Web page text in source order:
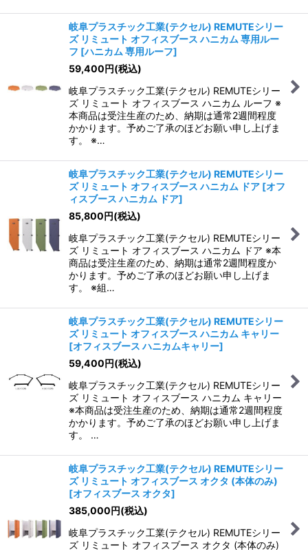
岐阜プラスチック工業(テクセル) REMUTEシリー
ズ リミュート オフィスブース ハニカム 専用ルー
フ [ハニカム 専用ルーフ]
59,400円(税込)
岐阜プラスチック工業(テクセル) REMUTEシリー
ズ リミュート オフィスブース ハニカム ルーフ ※
本商品は受注生産のため、納期は通常2週間程度
かかります。予めご了承のほどお願い申し上げま
す。 ※…
岐阜プラスチック工業(テクセル) REMUTEシリー
ズ リミュート オフィスブース ハニカム ドア [オフ
ィスブース ハニカム ドア]
85,800円(税込)
岐阜プラスチック工業(テクセル) REMUTEシリー
ズ リミュート オフィスブース ハニカム ドア ※本
商品は受注生産のため、納期は通常2週間程度か
かります。予めご了承のほどお願い申し上げま
す。 ※組…
岐阜プラスチック工業(テクセル) REMUTEシリー
ズ リミュート オフィスブース ハニカム キャリー
[オフィスブース ハニカムキャリー]
59,400円(税込)
岐阜プラスチック工業(テクセル) REMUTEシリー
ズ リミュート オフィスブース ハニカム キャリー
※本商品は受注生産のため、納期は通常2週間程度
かかります。予めご了承のほどお願い申し上げま
す。 …
岐阜プラスチック工業(テクセル) REMUTEシリー
ズ リミュート オフィスブース オクタ (本体のみ)
[オフィスブース オクタ]
385,000円(税込)
岐阜プラスチック工業(テクセル) REMUTEシリー
ズ リミュート オフィスブース オクタ (本体のみ)